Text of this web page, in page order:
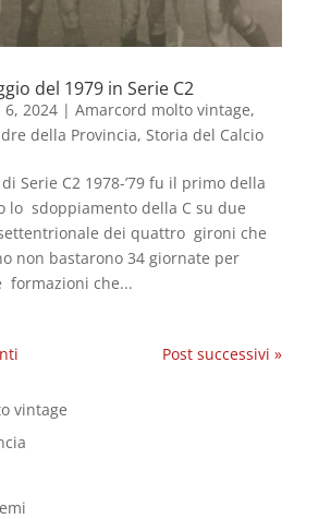
del 1979 in Serie C2
6, 2024| Amarcord molto vintage,
della Provincia, Storia del Calcio
Serie C2 1978-’79 fu il primo della
lo sdoppiamento della C su due
dei quattro gironi che
non bastarono 34 giornate per
formazioni che...
Post successivi »
vintage